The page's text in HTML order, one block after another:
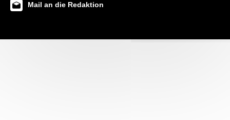
Mail an die Redaktion